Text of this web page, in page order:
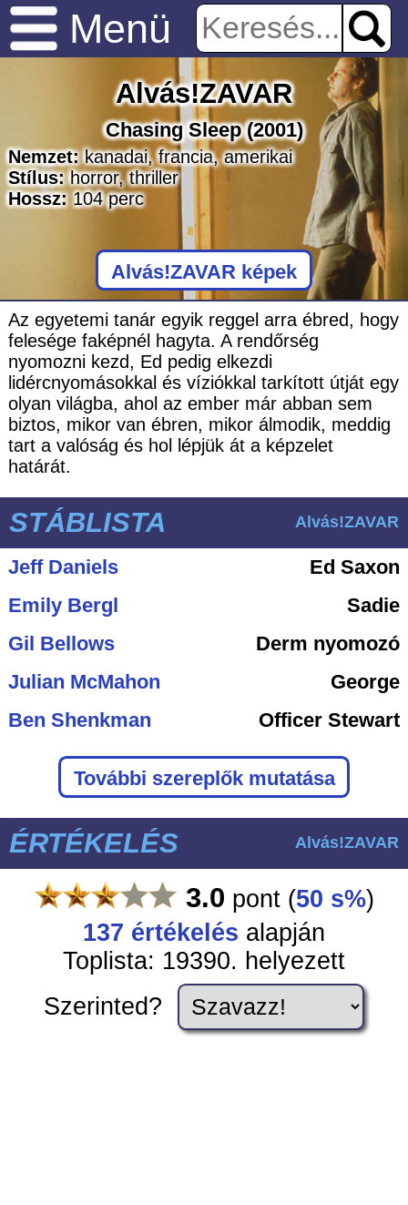
Menü
Alvás!ZAVAR
Chasing Sleep(2001)
Nemzet: kanadai,francia,amerikai
Stílus: horror,thriller
Hossz: 104perc
Alvás!ZAVAR képek
Az egyetemi tanár egyik reggel arra ébred, hogy
felesége faképnél hagyta. A rendőrség
nyomozni kezd, Ed pedig elkezdi
lidércnyomásokkal és víziókkal tarkított útját egy
olyan világba, ahol az ember már abban sem
biztos, mikor van ébren, mikor álmodik, meddig
tart a valóság és hol lépjük át a képzelet
határát.
STÁBLISTA Alvás!ZAVAR
Jeff Daniels
Ed Saxon
Emily Bergl
Sadie
Gil Bellows
Derm nyomozó
Julian McMahon
George
Ben Shenkman
Officer Stewart
További szereplők mutatása
ÉRTÉKELÉS Alvás!ZAVAR
3.0 pont (50 s%)
137 értékelés alapján
Toplista: 19390. helyezett
Szerinted?